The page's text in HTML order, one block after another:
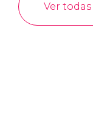
Ver